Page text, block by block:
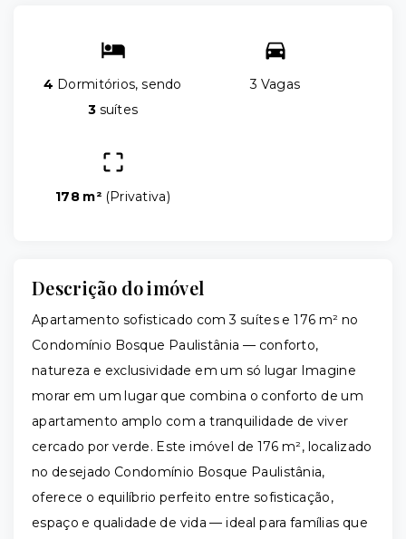
4 Dormitórios, sendo
3suítes
3 Vagas
178 m² (Privativa)
Descrição do imóvel
Apartamento sofisticado com 3 suítes e 176 m² no
Condomínio Bosque Paulistânia — conforto,
natureza e exclusividade em um só lugar Imagine
morar em um lugar que combina o conforto de um
apartamento amplo com a tranquilidade de viver
cercado por verde. Este imóvel de 176 m², localizado
no desejado Condomínio Bosque Paulistânia,
oferece o equilíbrio perfeito entre sofisticação,
espaço e qualidade de vida — ideal para famílias que